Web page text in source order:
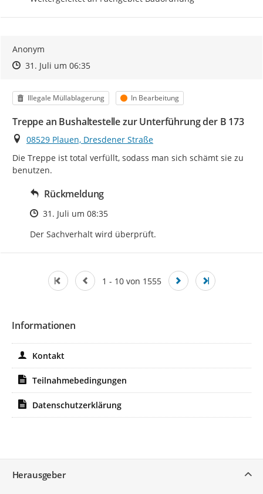
Anonym
Zeitpunkt des Erstellens
Zeitpunkt des Erstellens
31. Juli um 06:35Zur Äußerung
Kategorie
Illegale Müllablagerung Status
In Bearbeitung
Treppe an Bushaltestelle zur Unterführung der B 173
Ort
08529 Plauen, Dresdener Straße
Die Treppe ist total verfüllt, sodass man sich schämt sie zu
benutzen.
Rückmeldung
Zeitpunkt des Erstellens
31. Juli um 08:35
Der Sachverhalt wird überprüft.
1 - 10 von 1555
Informationen
Kontakt
Teilnahmebedingungen
Datenschutzerklärung
Herausgeber